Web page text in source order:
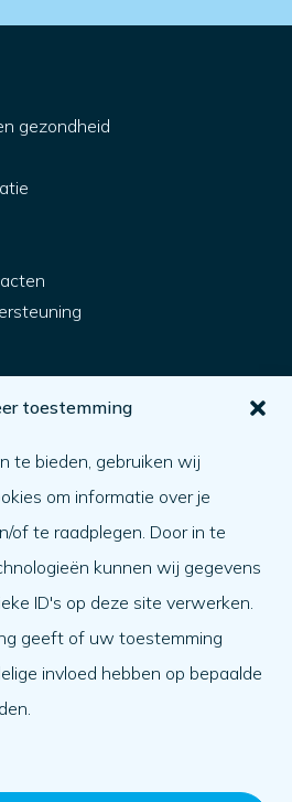
toestemming
te bieden, gebruiken wij
om informatie over je
of te raadplegen. Door in te
kunnen wij gegevens
ID's op deze site verwerken.
geeft of uw toestemming
invloed hebben op bepaalde
gezondheid